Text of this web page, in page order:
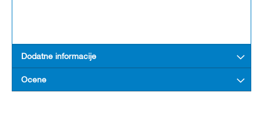
Dodatne informacije
Ocene